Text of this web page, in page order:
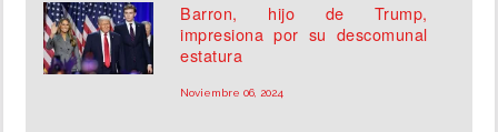
Barron, hijo de Trump,
impresiona por su descomunal
estatura
Noviembre 06, 2024